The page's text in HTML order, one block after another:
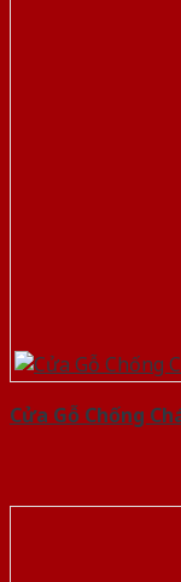
Cửa Gỗ Chống